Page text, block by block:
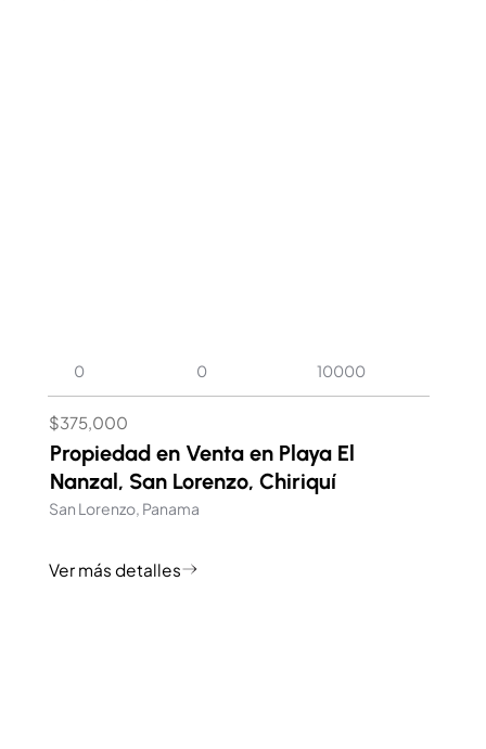
0 0 10000
$375,000
Propiedad en Venta en Playa El
Nanzal, San Lorenzo, Chiriquí
San Lorenzo, Panama